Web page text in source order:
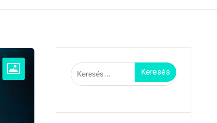
Keresés: